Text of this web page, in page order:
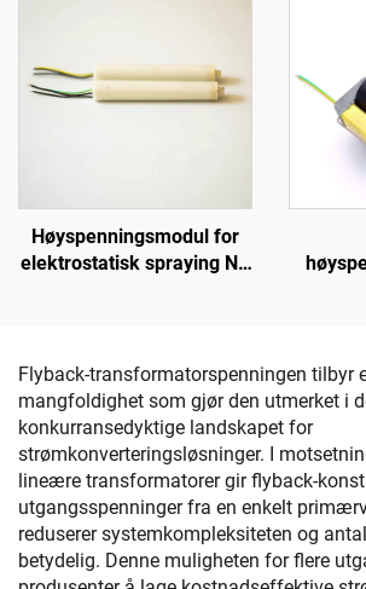
Høyspenningsmodul for
elektrostatisk spraying NX
Flyback-transformatorspenningen tilbyr
mangfoldighet som gjør den utmerket i
konkurransedyktige landskapet for
strømkonverteringsløsninger. I
lineære transformatorer gir flyback-
utgangsspenninger fra en enkelt
reduserer systemkompleksiteten og
betydelig. Denne muligheten for flere